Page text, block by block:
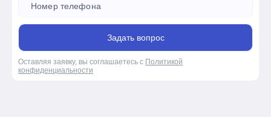
Задать вопрос
Оставляя заявку, вы соглашаетесь с Политикой
конфиденциальности